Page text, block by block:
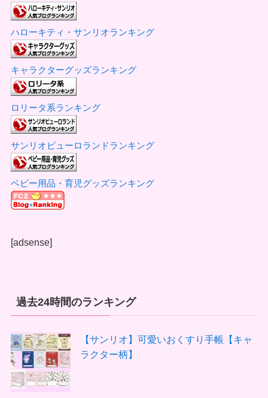
ハローキティ・サンリオランキング
キャラクターグッズランキング
ロリータ系ランキング
サンリオピューロランドランキング
ベビー用品・育児グッズランキング
[adsense]
過去24時間のランキング
【サンリオ】可愛いおくすり手帳【キャ
ラクター柄】